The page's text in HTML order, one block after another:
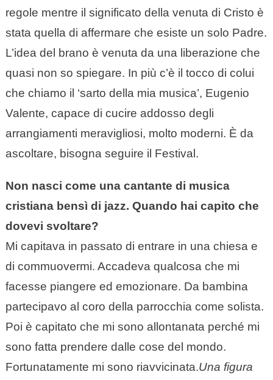
regole mentre il significato della venuta di Cristo è
stata quella di affermare che esiste un solo Padre.
L’idea del brano è venuta da una liberazione che
quasi non so spiegare. In più c’è il tocco di colui
che chiamo il ‘sarto della mia musica’, Eugenio
Valente, capace di cucire addosso degli
arrangiamenti meravigliosi, molto moderni. È da
ascoltare, bisogna seguire il Festival.
Non nasci come una cantante di musica
cristiana bensì di jazz. Quando hai capito che
dovevi svoltare?
Mi capitava in passato di entrare in una chiesa e
di commuovermi. Accadeva qualcosa che mi
facesse piangere ed emozionare. Da bambina
partecipavo al coro della parrocchia come solista.
Poi è capitato che mi sono allontanata perché mi
sono fatta prendere dalle cose del mondo.
Fortunatamente mi sono riavvicinata.Una figura